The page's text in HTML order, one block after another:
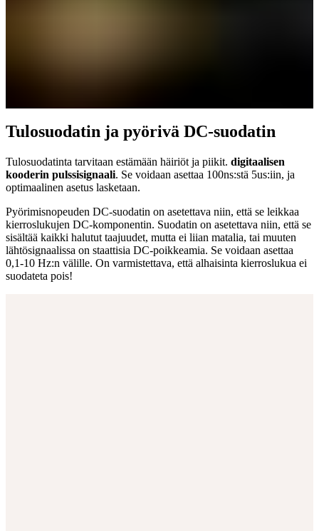
Tulosuodatin ja pyörivä DC-suodatin
Tulosuodatinta tarvitaan estämään häiriöt ja piikit. digitaalisen
kooderin pulssisignaali. Se voidaan asettaa 100ns:stä 5us:iin, ja
optimaalinen asetus lasketaan.
Pyörimisnopeuden DC-suodatin on asetettava niin, että se leikkaa
kierroslukujen DC-komponentin. Suodatin on asetettava niin, että se
sisältää kaikki halutut taajuudet, mutta ei liian matalia, tai muuten
lähtösignaalissa on staattisia DC-poikkeamia. Se voidaan asettaa
0,1-10 Hz:n välille. On varmistettava, että alhaisinta kierroslukua ei
suodateta pois!